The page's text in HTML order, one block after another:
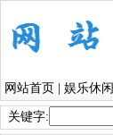
网站首页 娱乐休闲
关键字: